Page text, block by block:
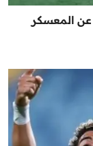
عن المعسكر